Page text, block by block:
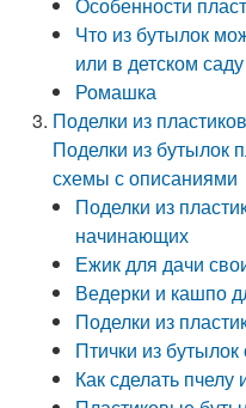
Что из бутылок
или в детском саду
Ромашка
Поделки из
Поделки из бутылок
схемы с описаниями
Поделки из
начинающих
Ежик для дачи
Ведерки и кашпо
Поделки из
Птички из
Как сделать пчелу